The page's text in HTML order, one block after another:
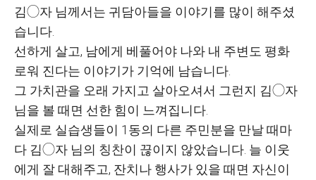
김◯자 님께서는 귀담아들을 이야기를 많이 해주셨
습니다.
선하게 살고, 남에게 베풀어야 나와 내 주변도 평화
로워 진다는 이야기가 기억에 남습니다.
그 가치관을 오래 가지고 살아오셔서 그런지 김◯자
님을 볼 때면 선한 힘이 느껴집니다.
실제로 실습생들이 1동의 다른 주민분을 만날 때마
다 김◯자 님의 칭찬이 끊이지 않았습니다. 늘 이웃
에게 잘 대해주고, 잔치나 행사가 있을 때면 자신이